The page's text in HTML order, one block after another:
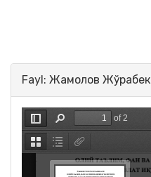
Fayl: Жамолов Жўрабек